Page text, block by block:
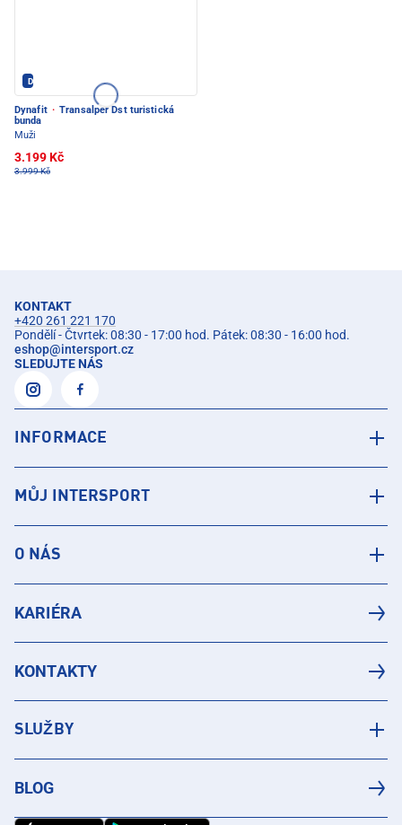
Dynafit - PEC POD SNĚŽKOU
Dynafit · Transalper Dst turistická
bunda
Muži
3.199 Kč
3.999 Kč
KONTAKT
+420 261 221 170
Pondělí - Čtvrtek: 08:30 - 17:00 hod. Pátek: 08:30 - 16:00 hod.
eshop@intersport.cz
SLEDUJTE NÁS
INFORMACE
MŮJ INTERSPORT
O NÁS
KARIÉRA
KONTAKTY
SLUŽBY
BLOG